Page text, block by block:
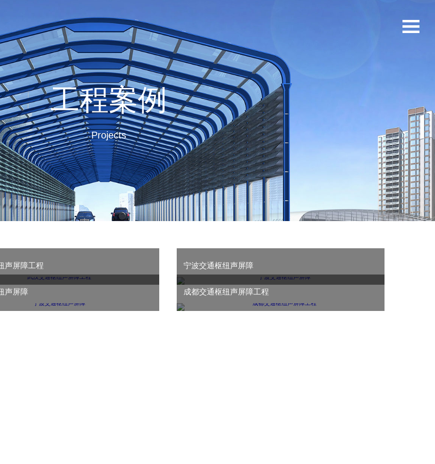
工程案例
Projects
声屏障工程 宁波交通枢纽声屏障
声屏障 成都交通枢纽声屏障工程